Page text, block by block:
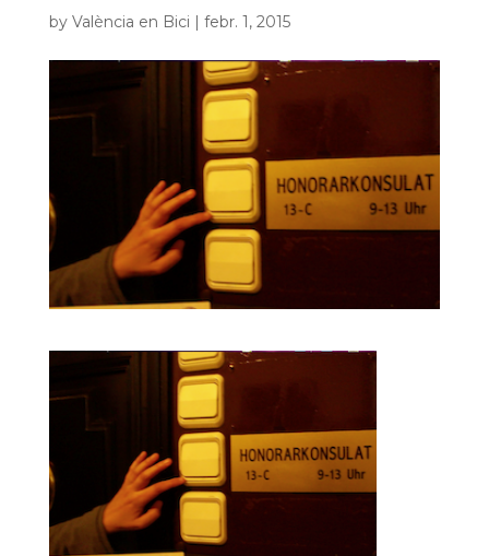
by València en Bici | febr. 1, 2015